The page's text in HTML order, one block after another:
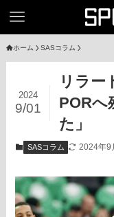
ホーム SASコラム
リラー
PORへ
た」
2024
9/01
SASコラム 2024年9